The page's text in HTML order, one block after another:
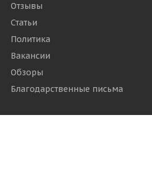
Отзывы
Статьи
Политика
Вакансии
Обзоры
Благодарственные письма